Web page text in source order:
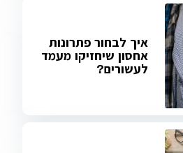
איך לבחור פתרונות
אחסון שיחזיקו מעמד
לעשורים?